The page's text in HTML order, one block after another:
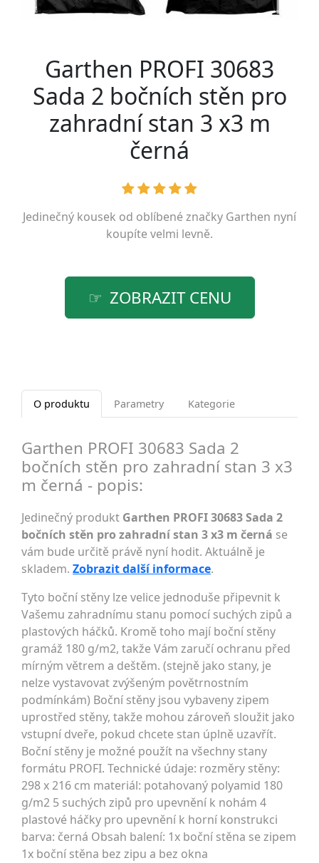
Garthen PROFI 30683
Sada 2 bočních stěn pro
zahradní stan 3 x3 m
černá
Jedinečný kousek od oblíbené značky Garthen nyní
koupíte velmi levně.
ZOBRAZIT CENU
O produktu Parametry Kategorie
Garthen PROFI 30683 Sada 2
bočních stěn pro zahradní stan 3 x3
m černá - popis:
Jedinečný produkt Garthen PROFI 30683 Sada 2
bočních stěn pro zahradní stan 3 x3 m černá se
vám bude určitě právě nyní hodit. Aktuálně je
skladem. Zobrazit další informace.
Tyto boční stěny lze velice jednoduše připevnit k
Vašemu zahradnímu stanu pomocí suchých zipů a
plastových háčků. Kromě toho mají boční stěny
gramáž 180 g/m2, takže Vám zaručí ochranu před
mírným větrem a deštěm. (stejně jako stany, je
nelze vystavovat zvýšeným povětrnostním
podmínkám) Boční stěny jsou vybaveny zipem
uprostřed stěny, takže mohou zároveň sloužit jako
vstupní dveře, pokud chcete stan úplně uzavřít.
Boční stěny je možné použít na všechny stany
formátu PROFI. Technické údaje: rozměry stěny:
298 x 216 cm materiál: potahovaný polyamid 180
g/m2 5 suchých zipů pro upevnění k nohám 4
plastové háčky pro upevnění k horní konstrukci
barva: černá Obsah balení: 1x boční stěna se zipem
1x boční stěna bez zipu a bez okna